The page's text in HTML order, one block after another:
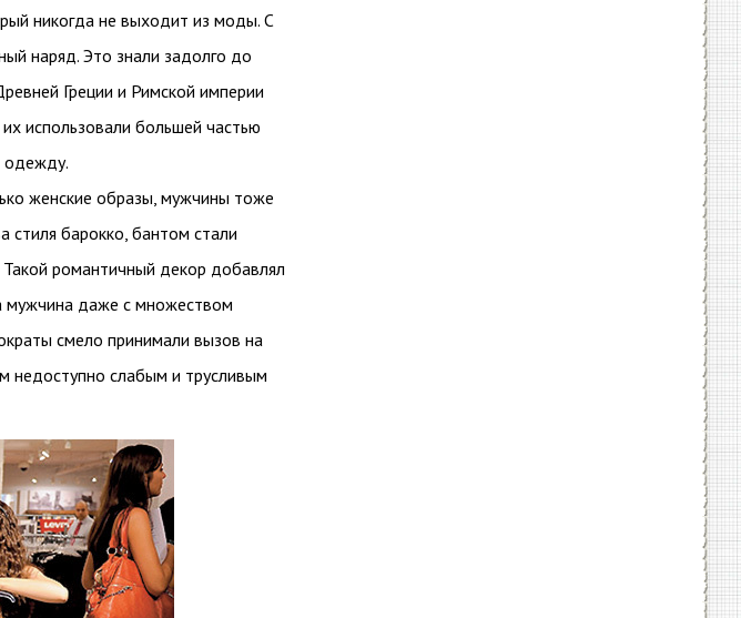
никогда не выходит из моды. С
наряд. Это знали задолго до
Греции и Римской империи
использовали большей частью
одежду.
женские образы, мужчины тоже
стиля барокко, бантом стали
романтичный декор добавлял
мужчина даже с множеством
смело принимали вызов на
недоступно слабым и трусливым